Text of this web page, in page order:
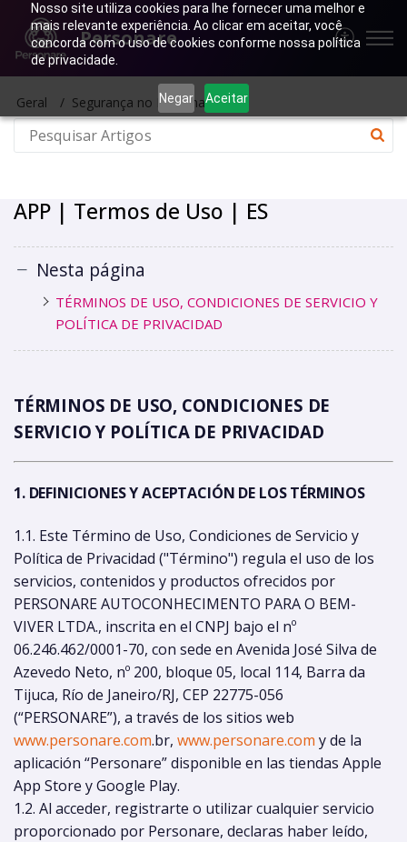
Nosso site utiliza cookies para lhe fornecer uma melhor e
mais relevante experiência. Ao clicar em aceitar, você
concorda com o uso de cookies conforme nossa política
de privacidade.
Negar Aceitar
Personare
Geral Segurança no Personare
APP | Termos de Uso | ES
Nesta página
TÉRMINOS DE USO, CONDICIONES DE SERVICIO Y
POLÍTICA DE PRIVACIDAD
TÉRMINOS DE USO, CONDICIONES DE
SERVICIO Y POLÍTICA DE PRIVACIDAD
1. DEFINICIONES Y ACEPTACIÓN DE LOS TÉRMINOS
1.1. Este Término de Uso, Condiciones de Servicio y
Política de Privacidad ("Término") regula el uso de los
servicios, contenidos y productos ofrecidos por
PERSONARE AUTOCONHECIMENTO PARA O BEM-
VIVER LTDA., inscrita en el CNPJ bajo el nº
06.246.462/0001-70, con sede en Avenida José Silva de
Azevedo Neto, nº 200, bloque 05, local 114, Barra da
Tijuca, Río de Janeiro/RJ, CEP 22775-056
(“PERSONARE”), a través de los sitios web
www.personare.com.br, www.personare.com y de la
aplicación “Personare” disponible en las tiendas Apple
App Store y Google Play.
1.2. Al acceder, registrarte o utilizar cualquier servicio
proporcionado por Personare, declaras haber leído,